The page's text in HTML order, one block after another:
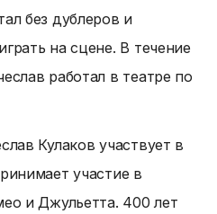
без дублеров и
на сцене. В течение
работал в театре по
Кулаков участвует в
участие в
и Джульетта. 400 лет